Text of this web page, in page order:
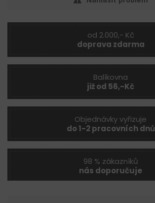
od 2.000,- Kč
doprava zdarma
Balíkovna
již od 56,-Kč
Objednávky vyřizuje
do 1-2 pracovních dnů
98 % zákazníků
nás doporučuje